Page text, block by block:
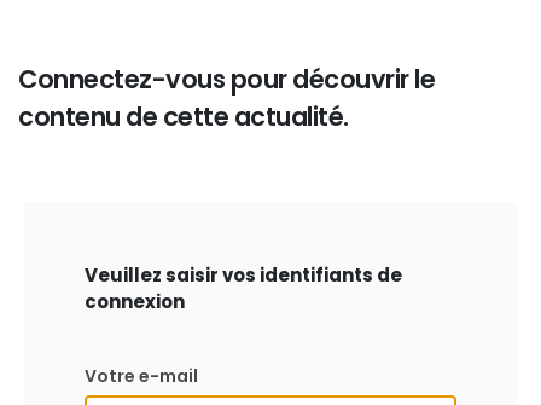
Connectez-vous pour découvrir le
contenu de cette actualité.
Veuillez saisir vos identifiants de
connexion
Votre e-mail